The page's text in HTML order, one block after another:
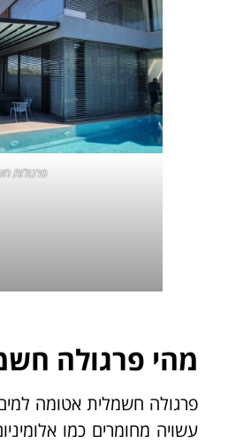
פרגולות
מהי פרגולה
פרגולה חשמלית אטומה
עשויה מחומרים כמו